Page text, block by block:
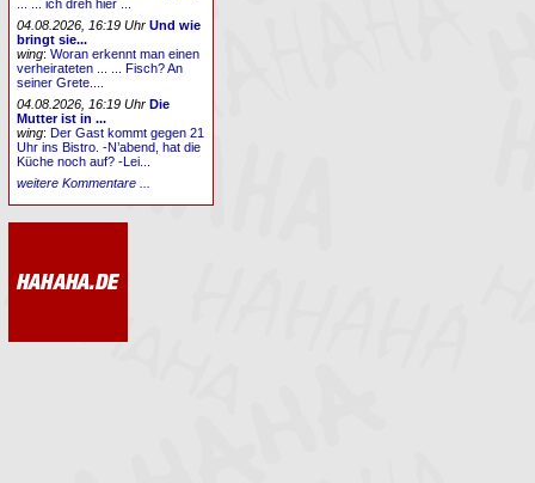
... ... ich dreh hier ...
04.08.2026, 16:19 Uhr Und wie
bringt sie...
wing:Woran erkennt man einen
verheirateten ... ... Fisch? An
seiner Grete....
04.08.2026, 16:19 Uhr Die
Mutter ist in ...
wing:Der Gast kommt gegen 21
Uhr ins Bistro. -N’abend, hat die
Küche noch auf? -Lei...
weitere Kommentare ...